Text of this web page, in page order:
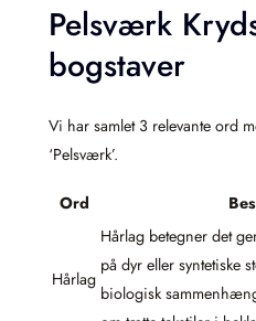
Pelsværk
bogstaver
Vi har samlet 3 relevante ord
‘Pelsværk’.
Ord
Hårlag
Hårlag betegner det
på dyr eller syntetiske
biologisk